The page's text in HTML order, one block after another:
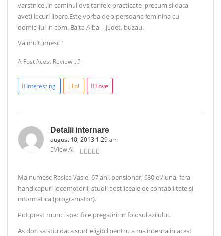
varstnice ,in caminul dvs,tarifele practicate ,precum si daca
aveti locuri libere.Este vorba de o persoana feminina cu
domiciliul in com. Balta Alba – judet. buzau.
Va multumesc !
A Fost Acest Review ...?
Interesting Lol Love
Detalii internare
august 10, 2013 1:29 am
View All
Ma numesc Rasica Vasie, 67 ani. pensionar, 980 ei/luna, fara
handicapuri locomotorii, studii postliceale de contabilitate si
informatica (programator).
Pot prest munci specifice pregatirii in folosul azilului.
As dori sa stiu daca sunt eligibil pentru a ma interna in acest